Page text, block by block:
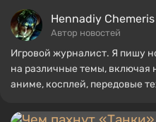
Hennadiy Chemеris
Автор новостей
Игровой журналист. Я пишу
на различные темы, включая
аниме, косплей, передовые
нескольких обзоров, топов,